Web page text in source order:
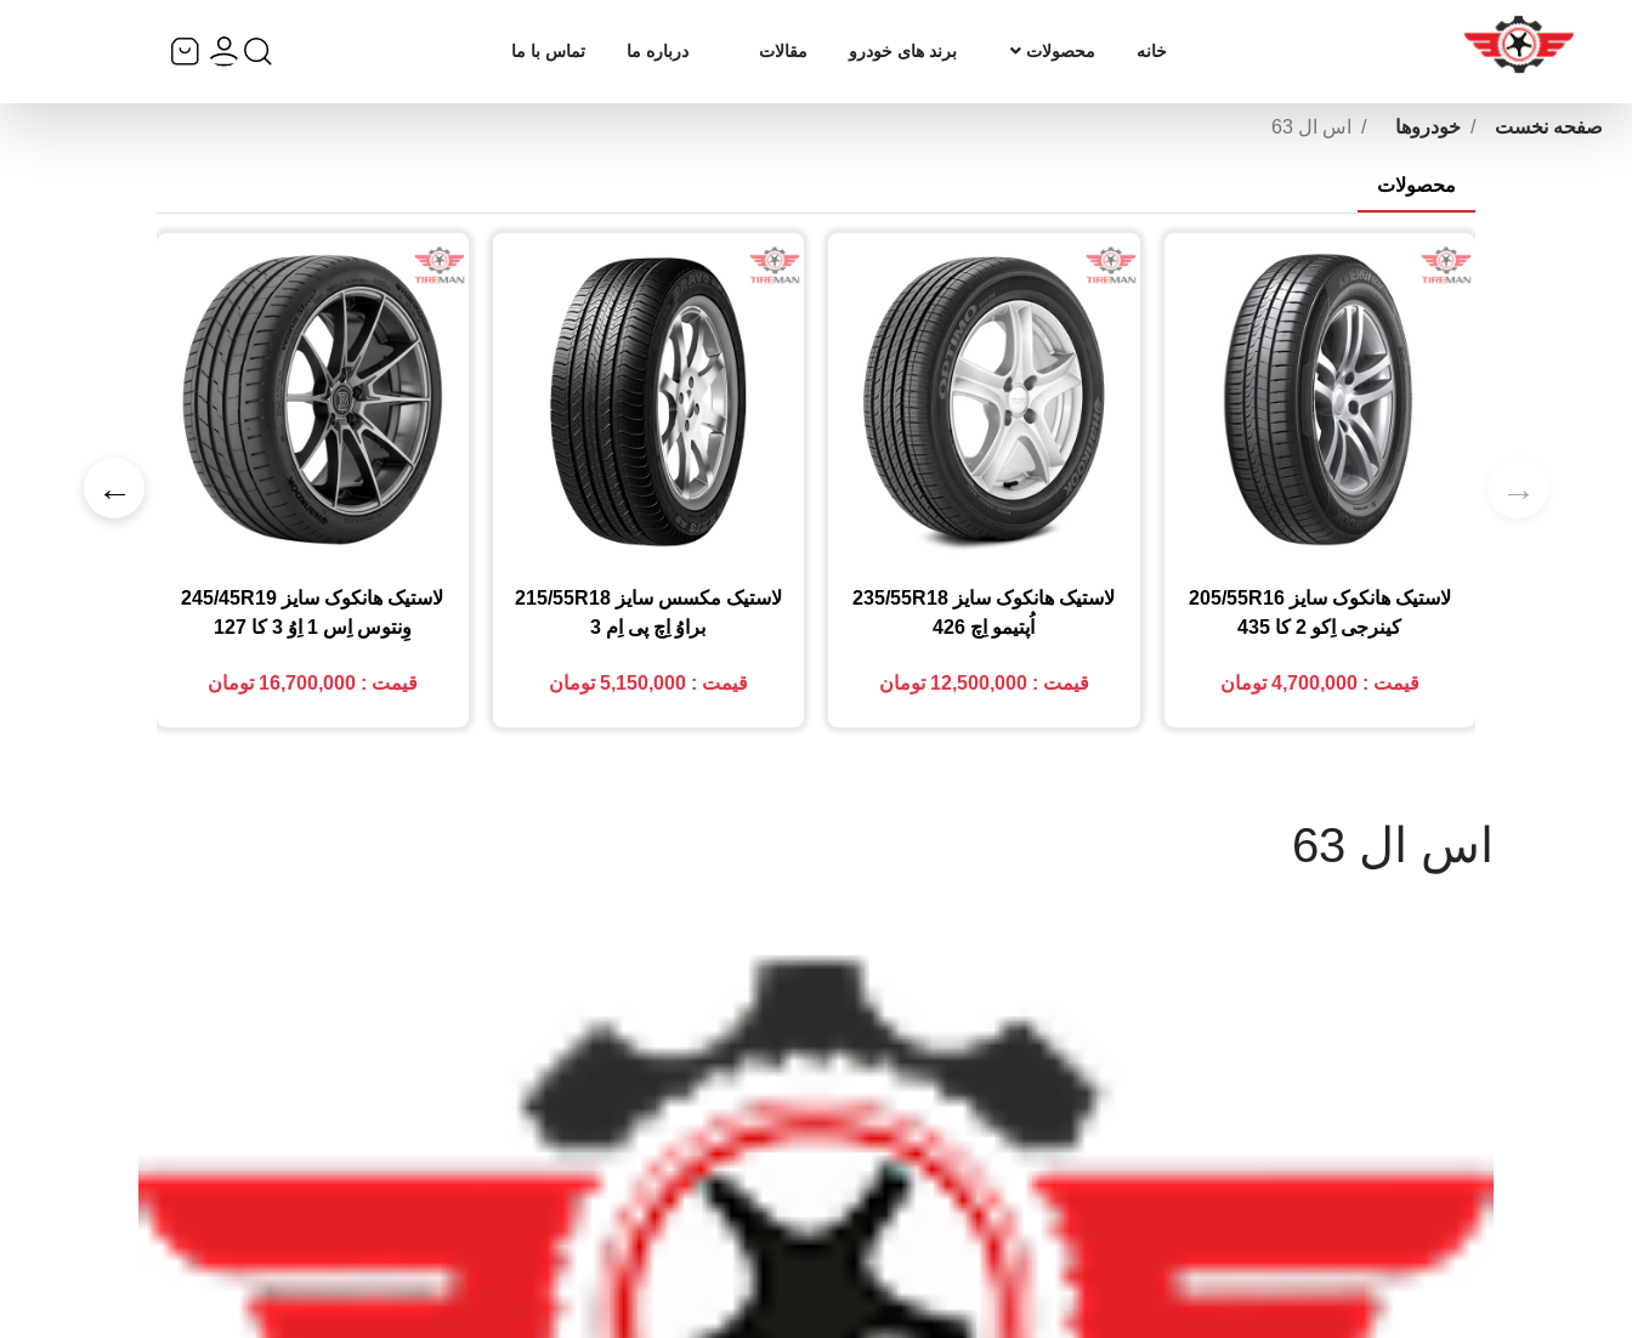
خانه محصولات برند های خودرو مقالات درباره ما تماس با ما
صفحه نخست خودروها اس ال 63
محصولات
→
←
لاستیک هانکوک سایز 205/55R16
کینرجی اِکو 2 کا 435
قیمت : 4,700,000 تومان
لاستیک هانکوک سایز 235/55R18
اُپتیمو اِچ 426
قیمت : 12,500,000 تومان
لاستیک مکسس سایز 215/55R18
براوُ اِچ پی اِم 3
قیمت : 5,150,000 تومان
لاستیک هانکوک سایز 245/45R19
وِنتوس اِس 1 اِوُ 3 کا 127
قیمت : 16,700,000 تومان
اس ال 63